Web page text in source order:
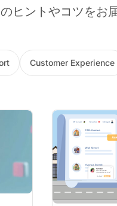
ヒントやコツをお
Customer Experience